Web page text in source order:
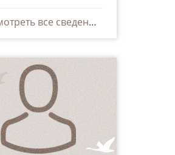
Просмотреть все сведения